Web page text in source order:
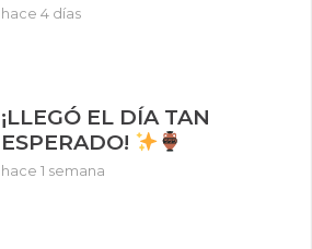
hace 4 días
¡LLEGÓ EL DÍA TAN
ESPERADO!
hace 1 semana